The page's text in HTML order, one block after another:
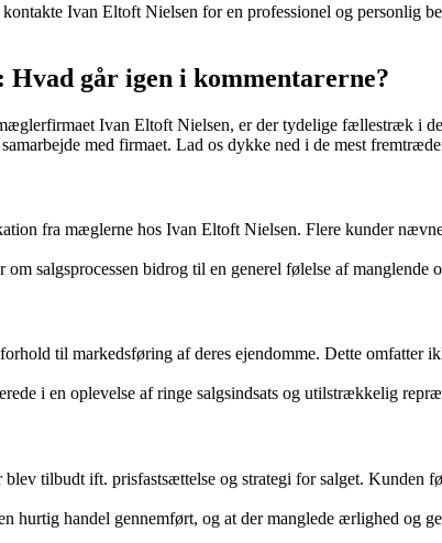
Ivan Eltoft Nielsen for en professionel og personlig
Hvad går igen i kommentarerne?
Ivan Eltoft Nielsen, er der tydelige fællestræk i
med firmaet. Lad os dykke ned i de mest
fra mæglerne hos Ivan Eltoft Nielsen. Flere kunder
salgsprocessen bidrog til en generel følelse af manglende
til markedsføring af deres ejendomme. Dette omfatter
i en oplevelse af ringe salgsindsats og utilstrækkelig
tilbudt ift. prisfastsættelse og strategi for salget. Kunden
hurtig handel gennemført, og at der manglede ærlighed og